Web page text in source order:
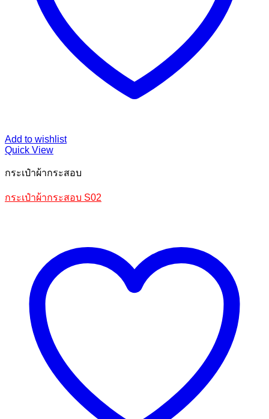
Add to wishlist
Quick View
กระเป๋าผ้ากระสอบ
กระเป๋าผ้ากระสอบ S02